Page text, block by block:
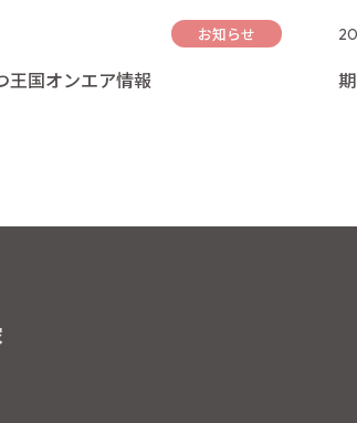
お知らせ
王国オンエア情報